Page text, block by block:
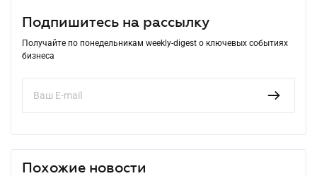
Подпишитесь на рассылку
Получайте по понедельникам weekly-digest о ключевых событиях
бизнеса
Похожие новости